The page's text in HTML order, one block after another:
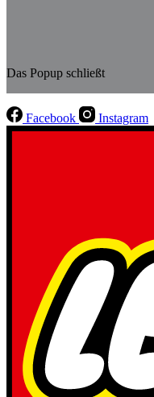
Das Popup schließt
Facebook Instagram